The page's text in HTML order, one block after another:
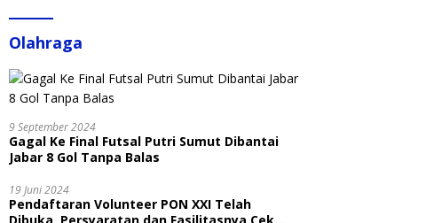
Olahraga
9 September 2024
Gagal Ke Final Futsal Putri Sumut Dibantai
Jabar 8 Gol Tanpa Balas
19 Juni 2024
Pendaftaran Volunteer PON XXI Telah